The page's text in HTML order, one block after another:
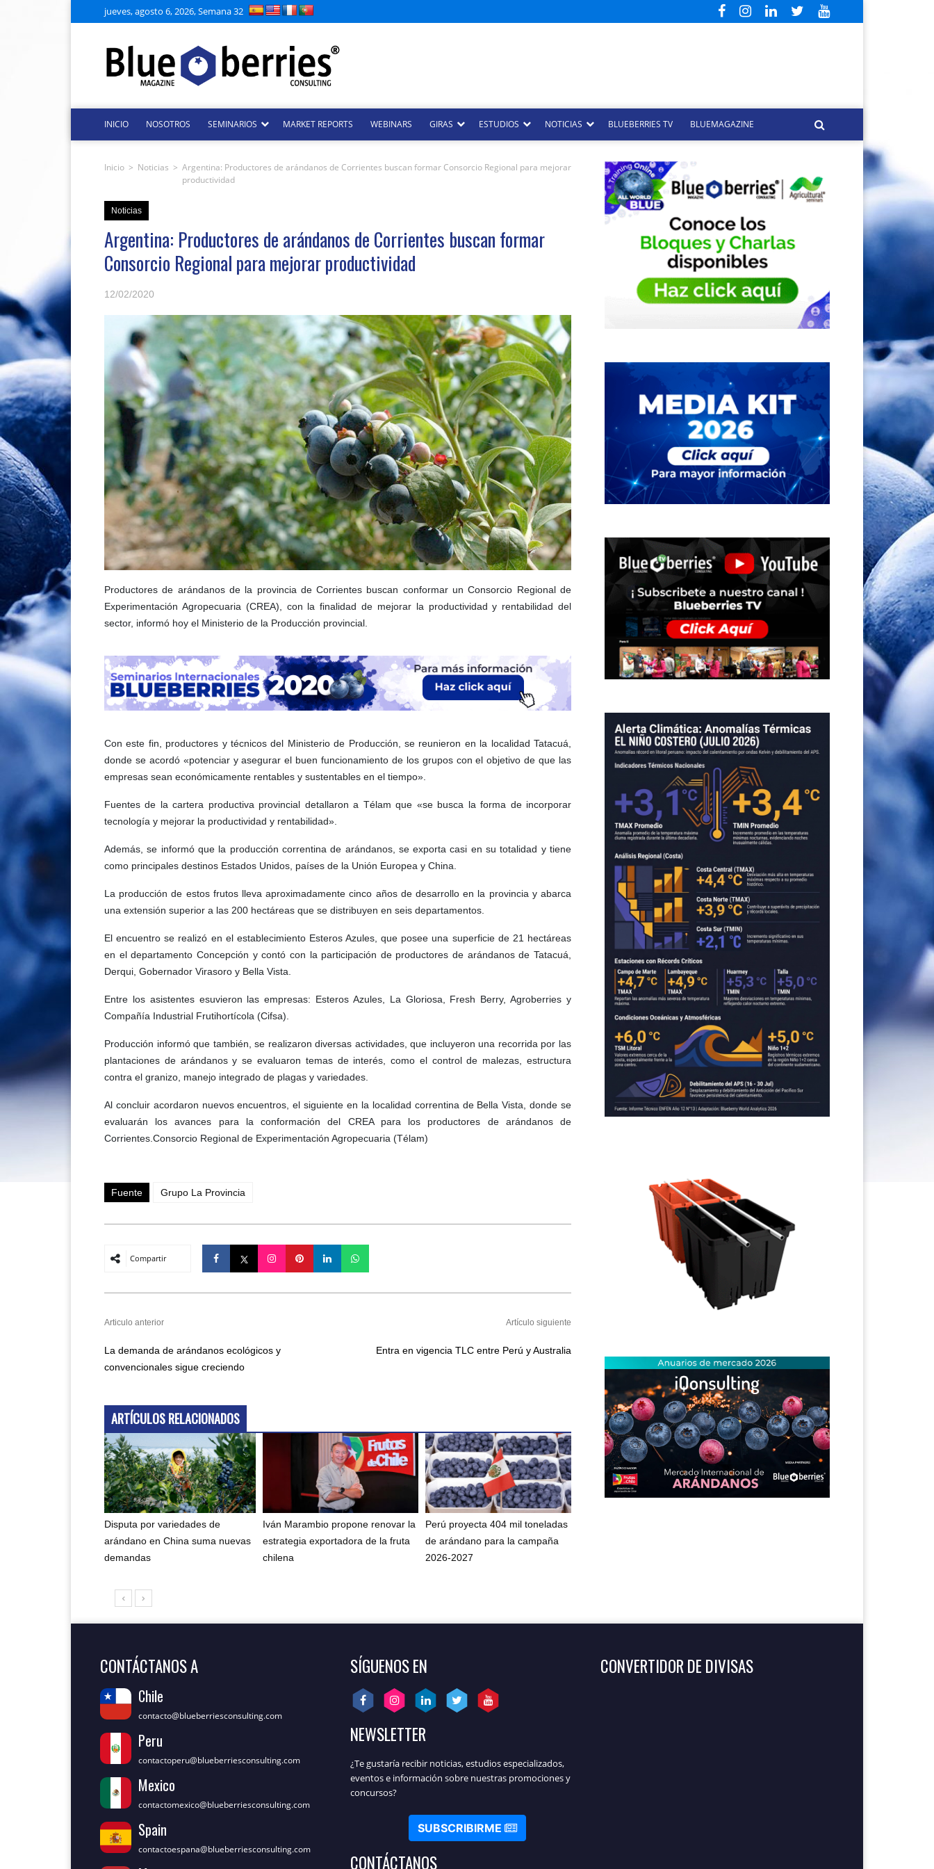
jueves, agosto 6, 2026, Semana 32
INICIO NOSOTROS SEMINARIOS MARKET REPORTS WEBINARS GIRAS ESTUDIOS NOTICIAS BLUEBERRIES TV BLUEMAGAZINE
Inicio > Noticias > Argentina: Productores de arándanos de Corrientes buscan formar Consorcio Regional para mejorar
productividad
Noticias
Argentina: Productores de arándanos de Corrientes buscan formar
Consorcio Regional para mejorar productividad
12/02/2020
Productores de arándanos de la provincia de Corrientes buscan conformar un Consorcio Regional de
Experimentación Agropecuaria (CREA), con la finalidad de mejorar la productividad y rentabilidad del
sector, informó hoy el Ministerio de la Producción provincial.
Con este fin, productores y técnicos del Ministerio de Producción, se reunieron en la localidad Tatacuá,
donde se acordó «potenciar y asegurar el buen funcionamiento de los grupos con el objetivo de que las
empresas sean económicamente rentables y sustentables en el tiempo».
Fuentes de la cartera productiva provincial detallaron a Télam que «se busca la forma de incorporar
tecnología y mejorar la productividad y rentabilidad».
Además, se informó que la producción correntina de arándanos, se exporta casi en su totalidad y tiene
como principales destinos Estados Unidos, países de la Unión Europea y China.
La producción de estos frutos lleva aproximadamente cinco años de desarrollo en la provincia y abarca
una extensión superior a las 200 hectáreas que se distribuyen en seis departamentos.
El encuentro se realizó en el establecimiento Esteros Azules, que posee una superficie de 21 hectáreas
en el departamento Concepción y contó con la participación de productores de arándanos de Tatacuá,
Derqui, Gobernador Virasoro y Bella Vista.
Entre los asistentes esuvieron las empresas: Esteros Azules, La Gloriosa, Fresh Berry, Agroberries y
Compañía Industrial Frutihortícola (Cifsa).
Producción informó que también, se realizaron diversas actividades, que incluyeron una recorrida por las
plantaciones de arándanos y se evaluaron temas de interés, como el control de malezas, estructura
contra el granizo, manejo integrado de plagas y variedades.
Al concluir acordaron nuevos encuentros, el siguiente en la localidad correntina de Bella Vista, donde se
evaluarán los avances para la conformación del CREA para los productores de arándanos de
Corrientes.Consorcio Regional de Experimentación Agropecuaria (Télam)
Fuente Grupo La Provincia
Compartir
Articulo anterior
La demanda de arándanos ecológicos y
convencionales sigue creciendo
Artículo siguiente
Entra en vigencia TLC entre Perú y Australia
ARTÍCULOS RELACIONADOS
Disputa por variedades de
arándano en China suma nuevas
demandas
Iván Marambio propone renovar la
estrategia exportadora de la fruta
chilena
Perú proyecta 404 mil toneladas
de arándano para la campaña
2026-2027
CONTÁCTANOS A
Chile
contacto@blueberriesconsulting.com
Peru
contactoperu@blueberriesconsulting.com
Mexico
contactomexico@blueberriesconsulting.com
Spain
contactoespana@blueberriesconsulting.com
SÍGUENOS EN
NEWSLETTER
¿Te gustaría recibir noticias, estudios especializados,
eventos e información sobre nuestras promociones y
concursos?
SUBSCRIBIRME
CONTÁCTANOS
CONVERTIDOR DE DIVISAS